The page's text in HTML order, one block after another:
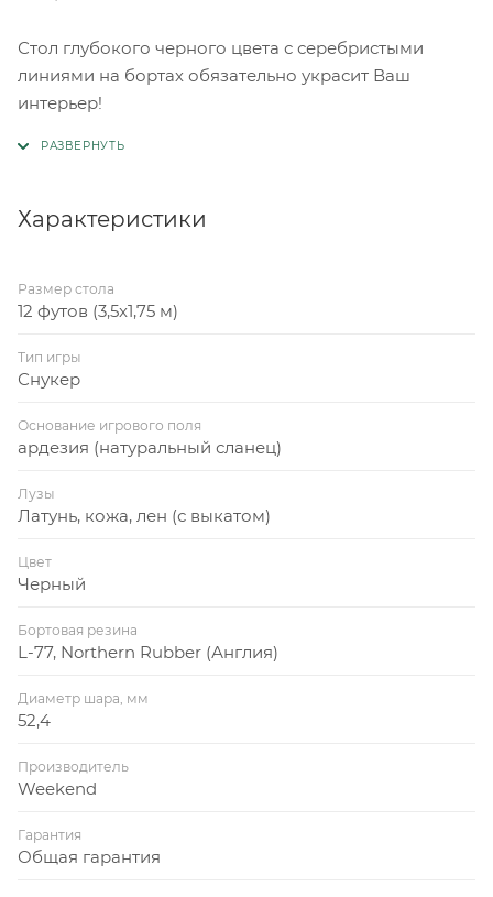
Стол глубокого черного цвета с серебристыми
линиями на бортах обязательно украсит Ваш
интерьер!
Характеристики
Размер стола
12 футов (3,5x1,75 м)
Тип игры
Снукер
Основание игрового поля
ардезия (натуральный сланец)
Лузы
Латунь, кожа, лен (с выкатом)
Цвет
Черный
Бортовая резина
L-77, Northern Rubber (Англия)
Диаметр шара, мм
52,4
Производитель
Weekend
Гарантия
Общая гарантия